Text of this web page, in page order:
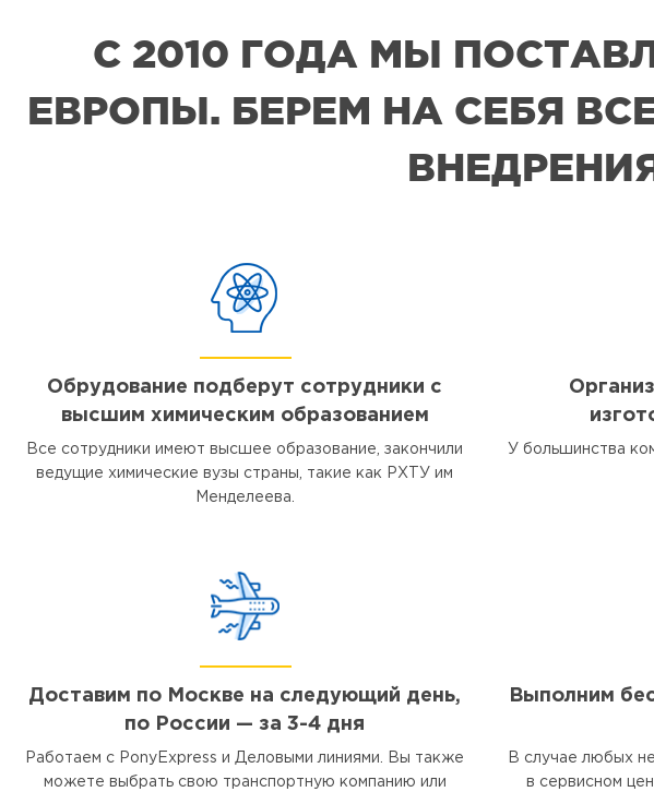
С 2010 ГОДА МЫ
ЕВРОПЫ. БЕРЕМ НА СЕБЯ
Обрудование подберут сотрудники с
высшим химическим образованием
Все сотрудники имеют высшее образование, закончили
ведущие химические вузы страны, такие как РХТУ им
Менделеева.
У большинства
Доставим по Москве на следующий день,
по России — за 3-4 дня
Работаем с PonyExpress и Деловыми линиями. Вы также
можете выбрать свою транспортную компанию или
Выполним
В случае любых
в сервисном